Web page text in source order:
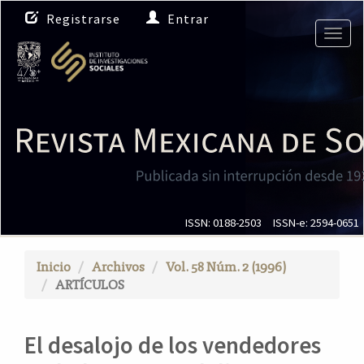
N
a
v
e
g
i
ó
n
c
C
Registrarse Entrar
ISSN: 0188-2503 ISSN-e: 2594-0651
Inicio Archivos
Vol. 58 Núm. 2 (1996)
ARTÍCULOS
El desalojo de los vendedores